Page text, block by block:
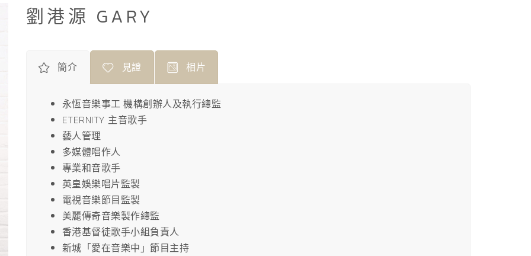
劉港源 GARY
簡介 見證 相片
永恆音樂事工 機構創辦人及執行總監
ETERNITY 主音歌手
藝人管理
多媒體唱作人
專業和音歌手
英皇娛樂唱片監製
電視音樂節目監製
美麗傳奇音樂製作總監
香港基督徒歌手小組負責人
新城「愛在音樂中」節目主持